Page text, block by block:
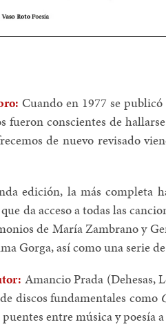
Cuando en 1977 se
fueron conscientes de
de nuevo revisado
edición, la más completa
da acceso a todas las
de María Zambrano y
Gorga, así como una serie
Amancio Prada (Dehesas,
discos fundamentales como
entre música y poesía